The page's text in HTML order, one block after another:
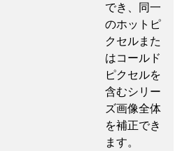
でき、同一
のホットピ
クセルまた
はコールド
ピクセルを
含むシリー
ズ画像全体
を補正でき
ます。